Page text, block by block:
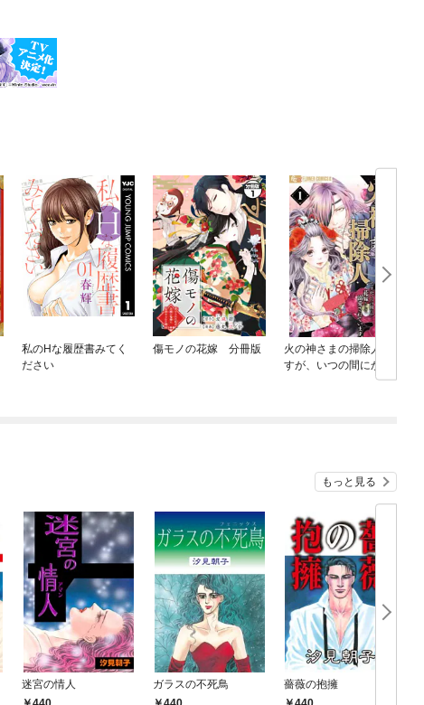
私のHな履歴書みてく
ださい
傷モノの花嫁 分冊版
火の神さまの掃除人で
すが、いつの間にか花
嫁として溺愛されてい
もっと見る
迷宮の情人
ガラスの不死鳥
薔薇の抱擁